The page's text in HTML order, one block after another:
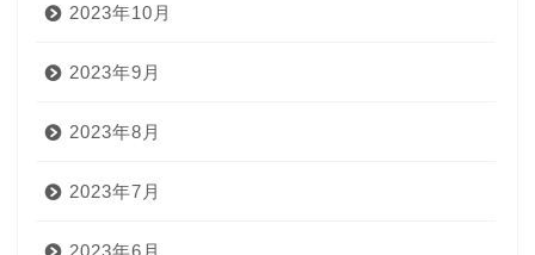
2023年10月
2023年9月
2023年8月
2023年7月
2023年6月